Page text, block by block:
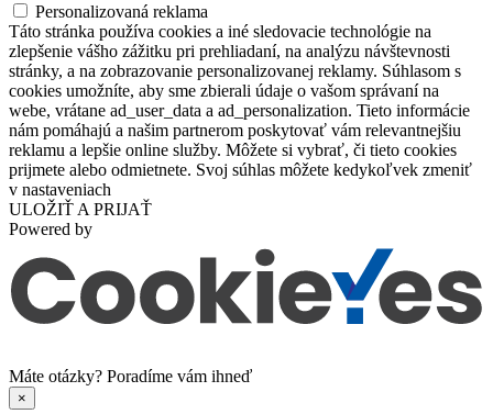
Personalizovaná reklama
Táto stránka používa cookies a iné sledovacie technológie na
zlepšenie vášho zážitku pri prehliadaní, na analýzu návštevnosti
stránky, a na zobrazovanie personalizovanej reklamy. Súhlasom s
cookies umožníte, aby sme zbierali údaje o vašom správaní na
webe, vrátane ad_user_data a ad_personalization. Tieto informácie
nám pomáhajú a našim partnerom poskytovať vám relevantnejšiu
reklamu a lepšie online služby. Môžete si vybrať, či tieto cookies
prijmete alebo odmietnete. Svoj súhlas môžete kedykoľvek zmeniť
v nastaveniach
ULOŽIŤ A PRIJAŤ
Powered by
Máte otázky? Poradíme vám ihneď
×